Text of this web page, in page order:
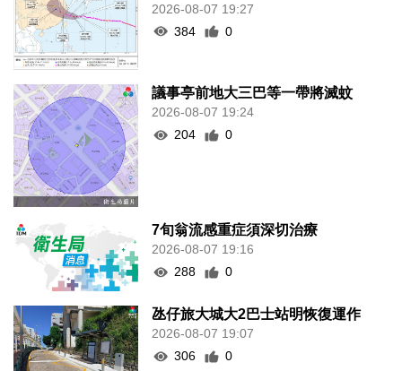
2026-08-07 19:27
384
0
議事亭前地大三巴等一帶將滅蚊
2026-08-07 19:24
204
0
7旬翁流感重症須深切治療
2026-08-07 19:16
288
0
氹仔旅大城大2巴士站明恢復運作
2026-08-07 19:07
306
0